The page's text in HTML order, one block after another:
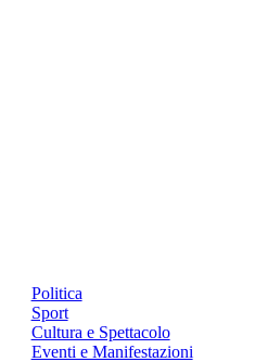
Politica
Sport
Cultura e Spettacolo
Eventi e Manifestazioni